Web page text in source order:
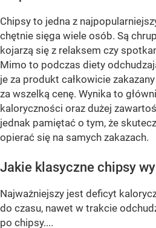
Chipsy to jedna z
chętnie sięga wiele osób. Są
kojarzą się z relaksem czy
Mimo to podczas diety
je za produkt całkowicie
za wszelką cenę. Wynika to
kaloryczności oraz dużej
jednak pamiętać o tym, że
opierać się na samych zakazach.
Jakie klasyczne chipsy
Najważniejszy jest deficyt
do czasu, nawet w trakcie
po chipsy....